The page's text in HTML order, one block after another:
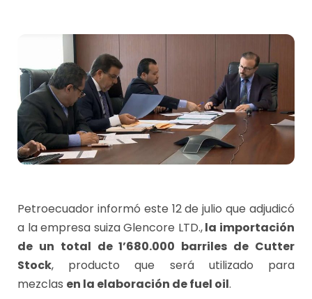
Petroecuador informó este 12 de julio que adjudicó
a la empresa suiza Glencore LTD.,la importación
de un total de 1’680.000 barriles de Cutter
Stock, producto que será utilizado para
mezclas en la elaboración de fuel oil.